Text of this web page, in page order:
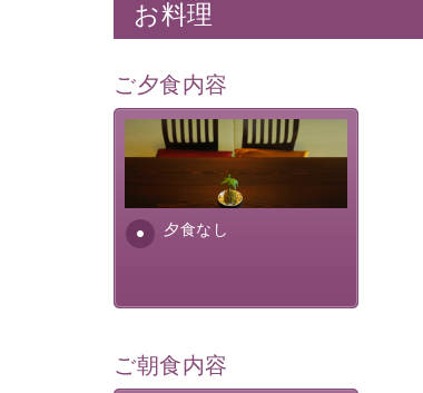
お料理
ご夕食内容
夕食なし
夕食なしご夕食を追加される
場合は、二食付きのプランを
お選びくださいませ。
ご朝食内容